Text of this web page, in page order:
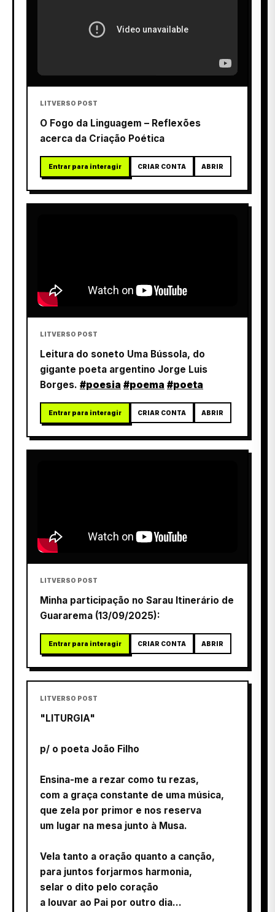
LITVERSO POST
O Fogo da Linguagem – Reflexões
acerca da Criação Poética
Entrar para interagir CRIAR CONTA ABRIR
LITVERSO POST
Leitura do soneto Uma Bússola, do
gigante poeta argentino Jorge Luis
Borges. #poesia #poema #poeta
Entrar para interagir CRIAR CONTA ABRIR
LITVERSO POST
Minha participação no Sarau Itinerário de
Guararema (13/09/2025):
Entrar para interagir CRIAR CONTA ABRIR
LITVERSO POST
"LITURGIA"
p/ o poeta João Filho
Ensina-me a rezar como tu rezas,
com a graça constante de uma música,
que zela por primor e nos reserva
um lugar na mesa junto à Musa.
Vela tanto a oração quanto a canção,
para juntos forjarmos harmonia,
selar o dito pelo coração
a louvar ao Pai por outro dia...